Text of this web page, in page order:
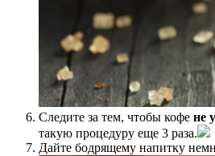
Следите за тем, чтобы кофе не
такую процедуру еще 3 раза.
Дайте бодрящему напитку